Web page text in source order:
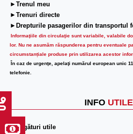
►Trenul meu
►Trenuri directe
►Drepturile pasagerilor din transportul
Informaţiile din circulaţie sunt variabile, valabile
lor. Nu ne asumăm răspunderea pentru eventuale
circumstanțiale produse prin utilizarea acestor
În caz de urgenţe, apelaţi numărul european unic
telefonie.
INFO UTILE
►Legături utile